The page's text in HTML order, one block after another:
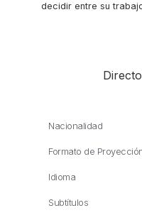
decidir entre su
Nacionalidad
Formato de
Idioma
Subtítulos